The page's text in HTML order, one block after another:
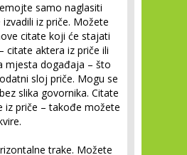
samo naglasiti
iz priče. Možete
citate koji će stajati
citate aktera iz priče ili
mjesta događaja – što
sloj priče. Mogu se
slika govornika. Citate
iz priče – takođe možete
trake. Možete